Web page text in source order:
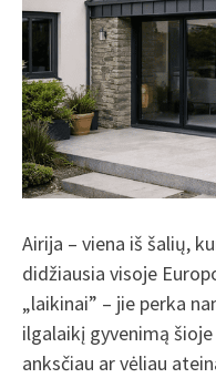
Airija – viena iš šalių,
didžiausia visoje
„laikinai” – jie perka
ilgalaikį gyvenimą
anksčiau ar vėliau